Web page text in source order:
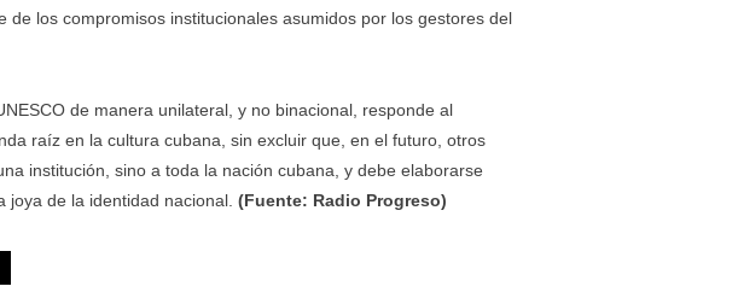
los compromisos institucionales asumidos por los gestores del
de manera unilateral, y no binacional, responde al
raíz en la cultura cubana, sin excluir que, en el futuro, otros
institución, sino a toda la nación cubana, y debe elaborarse
de la identidad nacional. (Fuente: Radio Progreso)